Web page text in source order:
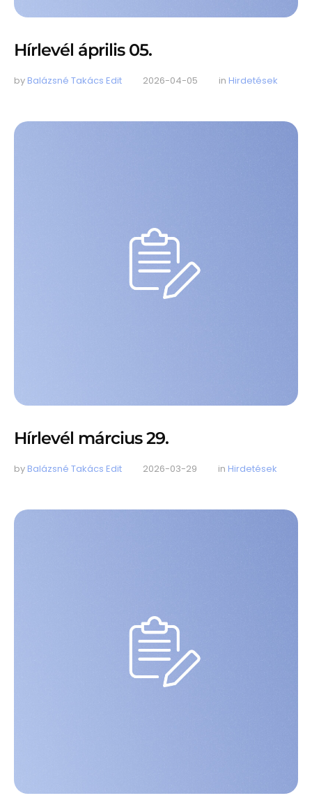
Hírlevél április 05.
by Balázsné Takács Edit 2026-04-05 in Hirdetések
Hírlevél március 29.
by Balázsné Takács Edit 2026-03-29 in Hirdetések